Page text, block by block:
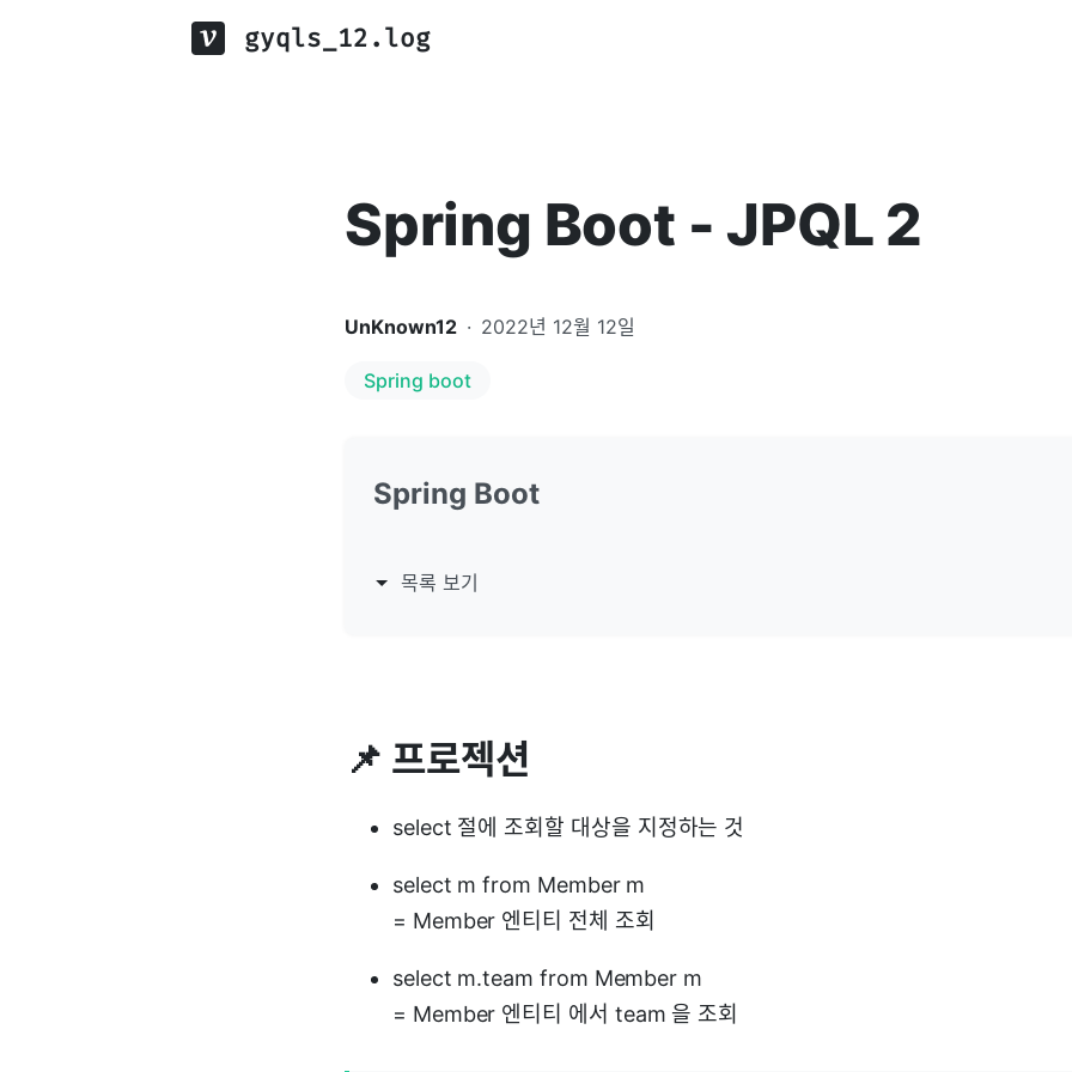
gyqls_12.log
Spring Boot - JPQL 2
UnKnown12 · 2022년 12월 12일
Spring boot
Spring Boot
목록 보기
📌 프로젝션
select 절에 조회할 대상을 지정하는 것
select m from Member m
= Member 엔티티 전체 조회
select m.team from Member m
= Member 엔티티 에서 team 을 조회